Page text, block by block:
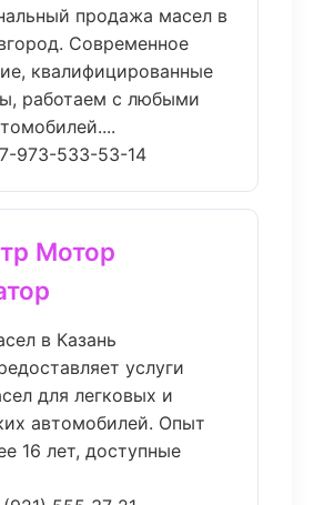
продажа масел в
Современное
квалифицированные
работаем с любыми
973-533-53-14
Мотор
в Казань
услуги
для легковых и
автомобилей. Опыт
16 лет, доступные